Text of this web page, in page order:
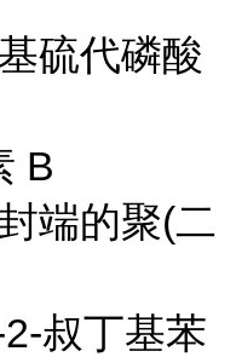
硫代磷酸
B
端的聚(二
叔丁基苯